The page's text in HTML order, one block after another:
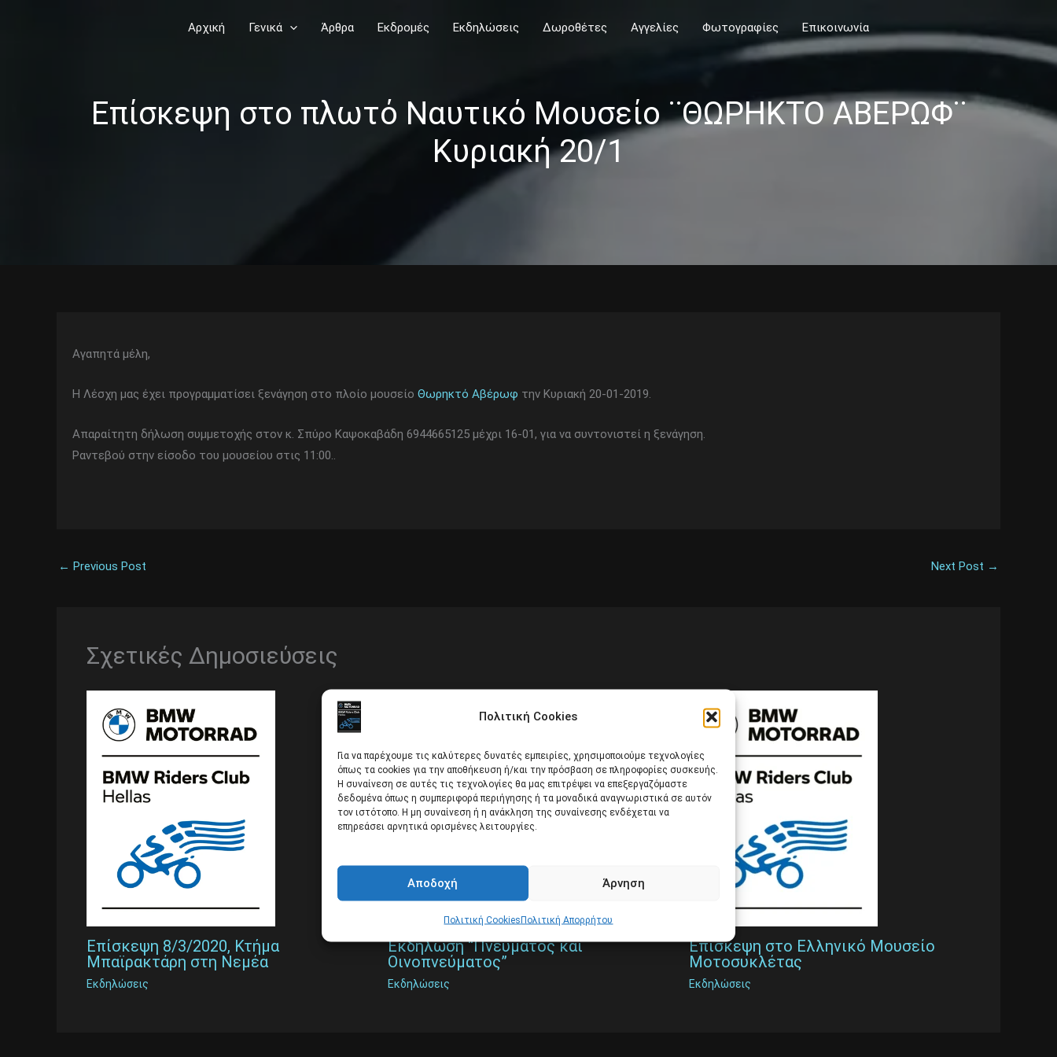
Πολιτική Cookies
Για να παρέχουμε τις καλύτερες δυνατές εμπειρίες, χρησιμοποιούμε τεχνολογίες
όπως τα cookies για την αποθήκευση ή/και την πρόσβαση σε πληροφορίες συσκευής.
Η συναίνεση σε αυτές τις τεχνολογίες θα μας επιτρέψει να επεξεργαζόμαστε
δεδομένα όπως η συμπεριφορά περιήγησης ή τα μοναδικά αναγνωριστικά σε αυτόν
τον ιστότοπο. Η μη συναίνεση ή η ανάκληση της συναίνεσης ενδέχεται να
επηρεάσει αρνητικά ορισμένες λειτουργίες.
Αποδοχή Άρνηση
Πολιτική CookiesΠολιτική Απορρήτου
Αρχική Γενικά Άρθρα Εκδρομές Εκδηλώσεις Δωροθέτες Αγγελίες Φωτογραφίες Επικοινωνία
Επίσκεψη στο πλωτό Ναυτικό Μουσείο ¨ΘΩΡΗΚΤΟ ΑΒΕΡΩΦ¨
Κυριακή 20/1
Αγαπητά μέλη,
Η Λέσχη μας έχει προγραμματίσει ξενάγηση στο πλοίο μουσείο Θωρηκτό Αβέρωφ την Κυριακή 20-01-2019.
Απαραίτητη δήλωση συμμετοχής στον κ. Σπύρο Καψοκαβάδη 6944665125 μέχρι 16-01, για να συντονιστεί η ξενάγηση.
Ραντεβού στην είσοδο του μουσείου στις 11:00..
← Previous Post Next Post →
Σχετικές Δημοσιεύσεις
Επίσκεψη 8/3/2020, Κτήμα
Μπαϊρακτάρη στη Νεμέα
Εκδηλώσεις
Εκδήλωση “Πνεύματος και
Οινοπνεύματος”
Εκδηλώσεις
Επίσκεψη στο Ελληνικό Μουσείο
Μοτοσυκλέτας
Εκδηλώσεις